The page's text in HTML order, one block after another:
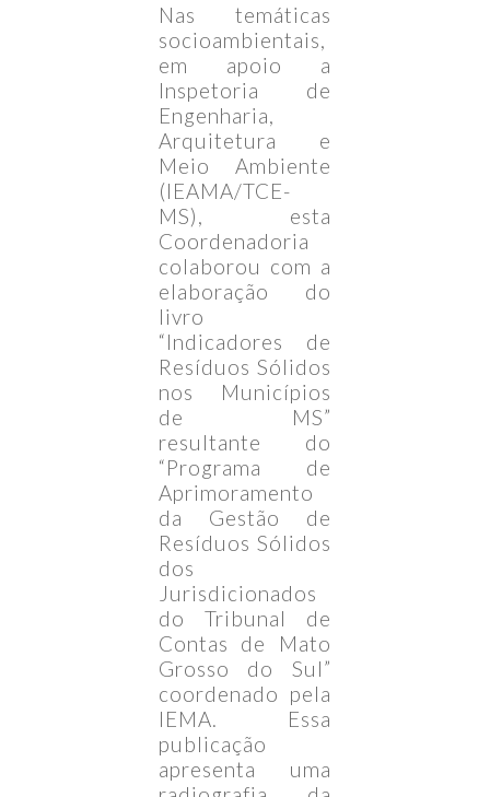
Nas temáticas
socioambientais,
em apoio a
Inspetoria de
Engenharia,
Arquitetura e
Meio Ambiente
(IEAMA/TCE-
MS), esta
Coordenadoria
colaborou com a
elaboração do
livro
“Indicadores de
Resíduos Sólidos
nos Municípios
de MS”
resultante do
“Programa de
Aprimoramento
da Gestão de
Resíduos Sólidos
dos
Jurisdicionados
do Tribunal de
Contas de Mato
Grosso do Sul”
coordenado pela
IEMA. Essa
publicação
apresenta uma